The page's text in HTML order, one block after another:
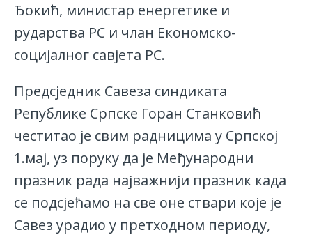
Ђокић, министар енергетике и
рударства РС и члан Економско-
социјалног савјета РС.
Предсједник Савеза синдиката
Републике Српске Горан Станковић
честитао је свим радницима у Српској
1.мај, уз поруку да је Међународни
празник рада најважнији празник када
се подсјећамо на све оне ствари које је
Савез урадио у претходном периоду,